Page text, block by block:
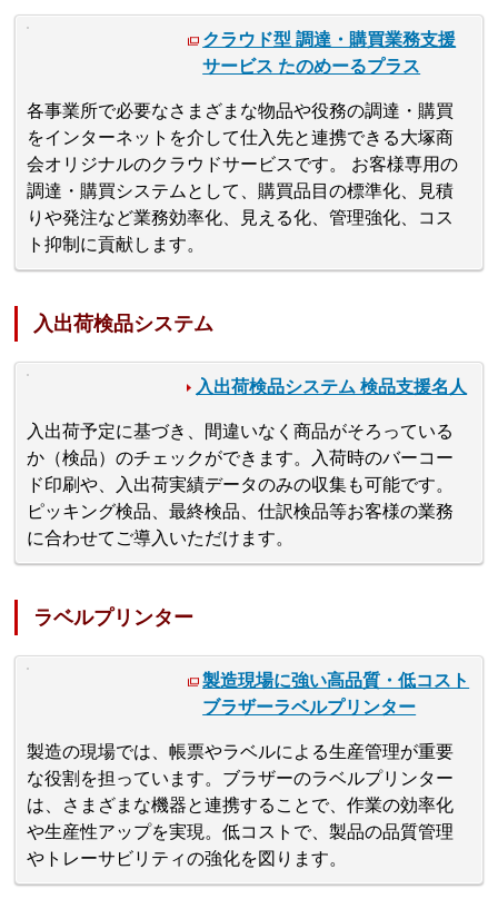
クラウド型 調達・購買業務支援
サービス たのめーるプラス
各事業所で必要なさまざまな物品や役務の調達・購買
をインターネットを介して仕入先と連携できる大塚商
会オリジナルのクラウドサービスです。 お客様専用の
調達・購買システムとして、購買品目の標準化、見積
りや発注など業務効率化、見える化、管理強化、コス
ト抑制に貢献します。
入出荷検品システム
入出荷検品システム 検品支援名人
入出荷予定に基づき、間違いなく商品がそろっている
か（検品）のチェックができます。入荷時のバーコー
ド印刷や、入出荷実績データのみの収集も可能です。
ピッキング検品、最終検品、仕訳検品等お客様の業務
に合わせてご導入いただけます。
ラベルプリンター
製造現場に強い高品質・低コスト
ブラザーラベルプリンター
製造の現場では、帳票やラベルによる生産管理が重要
な役割を担っています。ブラザーのラベルプリンター
は、さまざまな機器と連携することで、作業の効率化
や生産性アップを実現。低コストで、製品の品質管理
やトレーサビリティの強化を図ります。